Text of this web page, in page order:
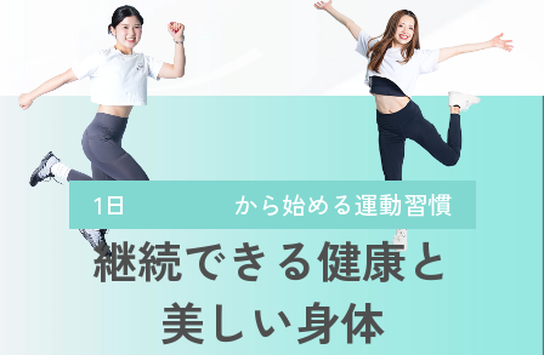
1日 から始める運動習慣
継続できる健康と
美しい身体